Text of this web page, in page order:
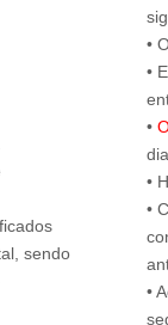
sendo
•
•
•
•
•
•